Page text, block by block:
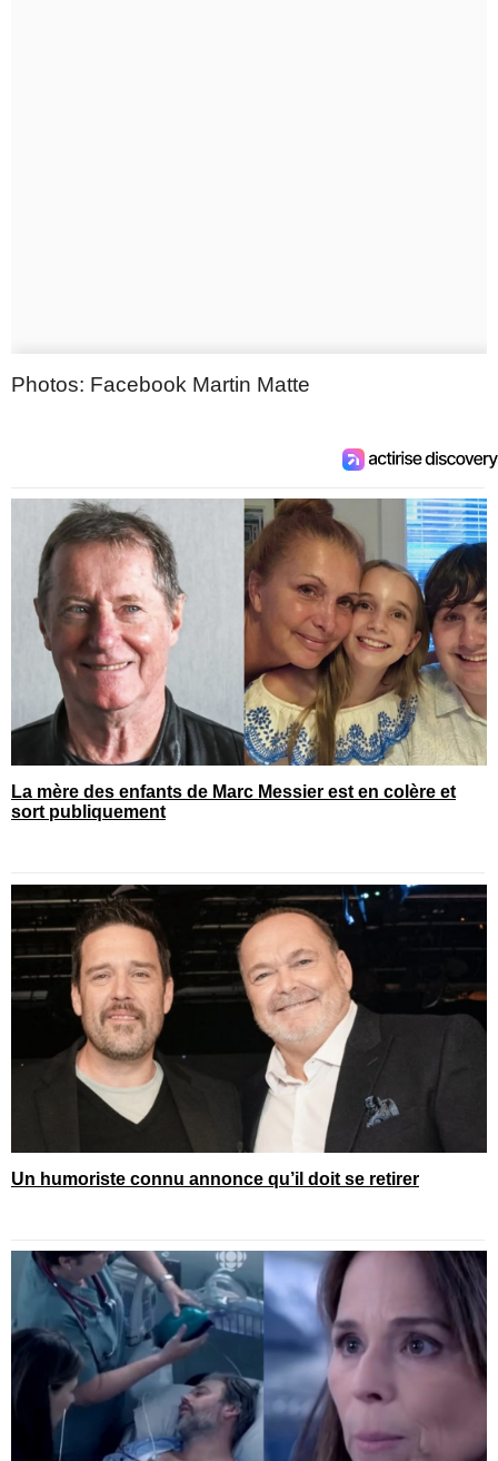
Photos: Facebook Martin Matte
La mère des enfants de Marc Messier est en colère et
sort publiquement
Un humoriste connu annonce qu’il doit se retirer